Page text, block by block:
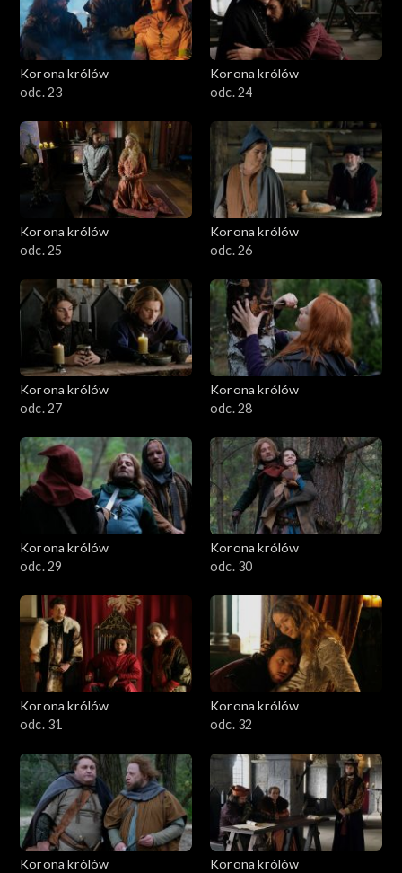
Korona królów
odc. 23
Korona królów
odc. 24
Korona królów
odc. 25
Korona królów
odc. 26
Korona królów
odc. 27
Korona królów
odc. 28
Korona królów
odc. 29
Korona królów
odc. 30
Korona królów
odc. 31
Korona królów
odc. 32
Korona królów
Korona królów